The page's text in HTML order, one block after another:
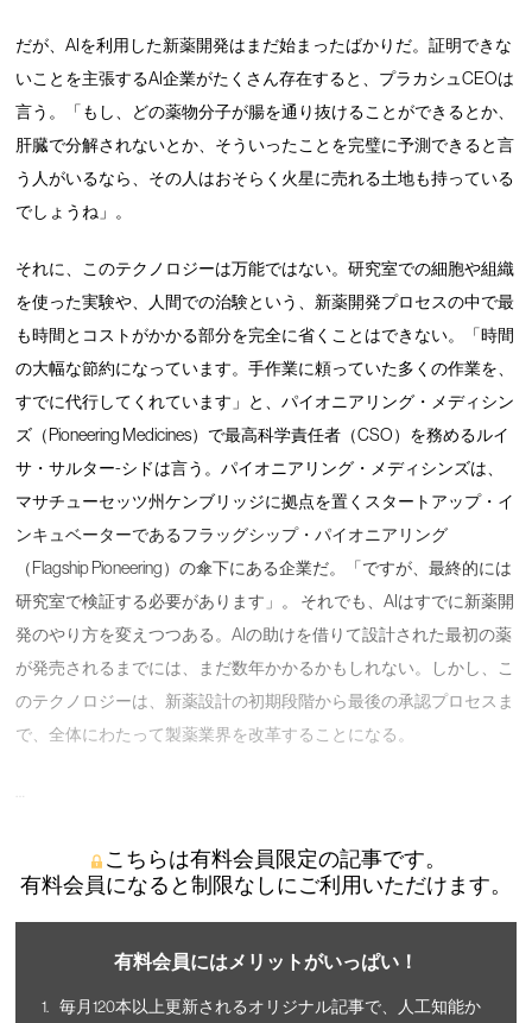
だが、AIを利用した新薬開発はまだ始まったばかりだ。証明できな
いことを主張するAI企業がたくさん存在すると、プラカシュCEOは
言う。「もし、どの薬物分子が腸を通り抜けることができるとか、
肝臓で分解されないとか、そういったことを完璧に予測できると言
う人がいるなら、その人はおそらく火星に売れる土地も持っている
でしょうね」。
それに、このテクノロジーは万能ではない。研究室での細胞や組織
を使った実験や、人間での治験という、新薬開発プロセスの中で最
も時間とコストがかかる部分を完全に省くことはできない。「時間
の大幅な節約になっています。手作業に頼っていた多くの作業を、
すでに代行してくれています」と、パイオニアリング・メディシン
ズ（Pioneering Medicines）で最高科学責任者（CSO）を務めるルイ
サ・サルター-シドは言う。パイオニアリング・メディシンズは、
マサチューセッツ州ケンブリッジに拠点を置くスタートアップ・イ
ンキュベーターであるフラッグシップ・パイオニアリング
（Flagship Pioneering）の傘下にある企業だ。「ですが、最終的には
研究室で検証する必要があります」。 それでも、AIはすでに新薬開
発のやり方を変えつつある。AIの助けを借りて設計された最初の薬
が発売されるまでには、まだ数年かかるかもしれない。しかし、こ
のテクノロジーは、新薬設計の初期段階から最後の承認プロセスま
で、全体にわたって製薬業界を改革することになる。
こちらは有料会員限定の記事です。
有料会員になると制限なしにご利用いただけます。
有料会員にはメリットがいっぱい！
毎月120本以上更新されるオリジナル記事で、人工知能か